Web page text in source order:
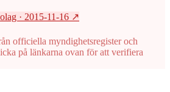
· 2015-11-16 ↗
officiella myndighetsregister och
på länkarna ovan för att verifiera